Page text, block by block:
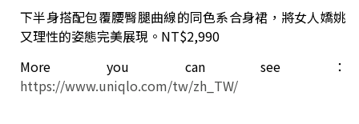
下半身搭配包覆腰臀腿曲線的同色系合身裙，將女人嬌姚
又理性的姿態完美展現。NT$2,990
More you can see：
https://www.uniqlo.com/tw/zh_TW/